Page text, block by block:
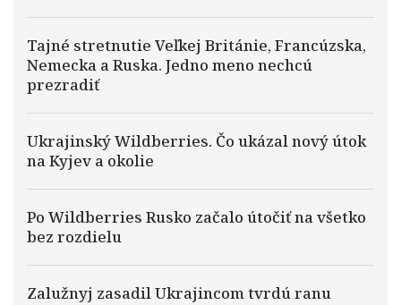
Tajné stretnutie Veľkej Británie, Francúzska,
Nemecka a Ruska. Jedno meno nechcú
prezradiť
Ukrajinský Wildberries. Čo ukázal nový útok
na Kyjev a okolie
Po Wildberries Rusko začalo útočiť na všetko
bez rozdielu
Zalužnyj zasadil Ukrajincom tvrdú ranu